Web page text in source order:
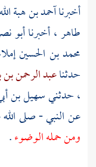
أخبرناآحمد بن هبة
طاهر، أخبرناأبو
محمد بن الحسين
حدثناعبد الرحمن
، حدثنيسهيل بن
عن النبي - صلى
ومن حمله الوضوء.